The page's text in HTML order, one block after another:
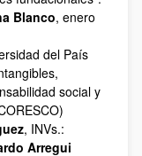
Blanco, enero
del País
social y
, INVs.:
Arregui